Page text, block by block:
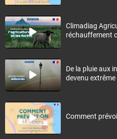
Climadiag
réchauffement
De la pluie aux
devenu extrême
Comment